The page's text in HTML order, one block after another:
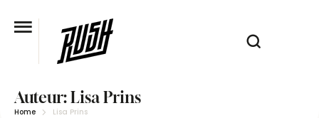
Auteur:Lisa Prins
Home Lisa Prins